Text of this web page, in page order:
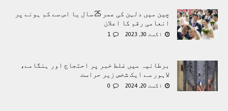
چین میں دلہن کی عمر 25 سال یا اس سے کم ہونے پر
انعامی رقم کا اعلان
اگست 30, 2023 1
برطانیہ میں غلط خبر پر احتجاج اور ہنگامے،
لاہور سے ایک شخص زیر حراست
اگست 20, 2024 0